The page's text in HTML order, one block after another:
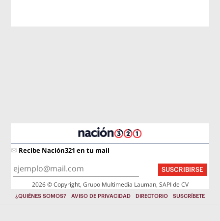
Recibe Nación321 en tu mail
SUSCRIBIRSE
2026 © Copyright, Grupo Multimedia Lauman, SAPI de CV
¿QUIÉNES SOMOS? AVISO DE PRIVACIDAD DIRECTORIO SUSCRÍBETE